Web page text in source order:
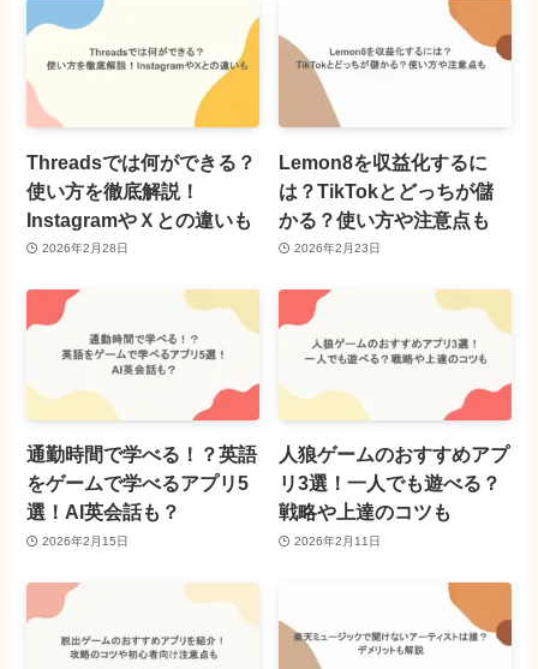
Threadsでは何ができる？
使い方を徹底解説！
InstagramやＸとの違いも
2026年2月28日
Lemon8を収益化するに
は？TikTokとどっちが儲
かる？使い方や注意点も
2026年2月23日
通勤時間で学べる！？英語
をゲームで学べるアプリ5
選！AI英会話も？
2026年2月15日
人狼ゲームのおすすめアプ
リ3選！一人でも遊べる？
戦略や上達のコツも
2026年2月11日